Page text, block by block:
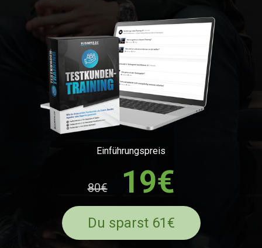
Einführungspreis
80€ 19€
Du sparst 61€